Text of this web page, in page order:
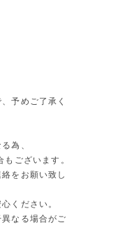
予めご了承く
為、
ございます。
をお願い致し
ください。
なる場合がご